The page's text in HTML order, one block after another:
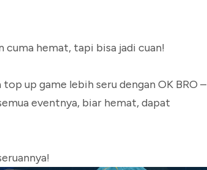
hemat, tapi bisa jadi cuan!
up game lebih seru dengan OK BRO –
eventnya, biar hemat, dapat